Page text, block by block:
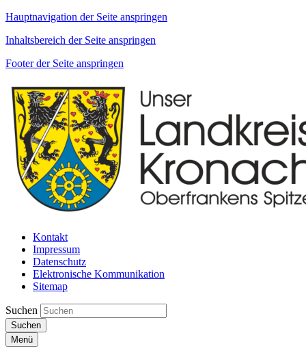
Hauptnavigation der Seite anspringen
Inhaltsbereich der Seite anspringen
Footer der Seite anspringen
Kontakt
Impressum
Datenschutz
Elektronische Kommunikation
Sitemap
Suchen
Suchen
Menü